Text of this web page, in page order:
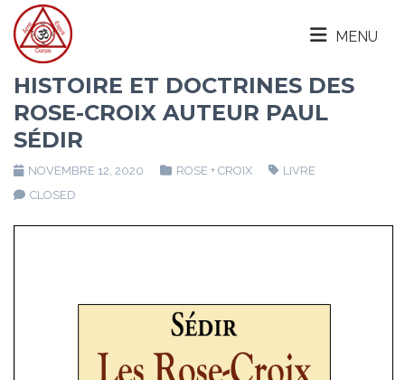
MENU
HISTOIRE ET DOCTRINES DES
ROSE-CROIX AUTEUR PAUL
SÉDIR
NOVEMBRE 12, 2020 ROSE + CROIX
LIVRE
CLOSED